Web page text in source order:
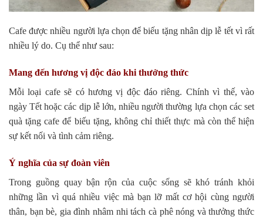
Cafe được nhiều người lựa chọn để biếu tặng nhân dịp lễ tết vì rất
nhiều lý do. Cụ thể như sau:
Mang đến hương vị độc đáo khi thưởng thức
Mỗi loại cafe sẽ có hương vị độc đáo riêng. Chính vì thế, vào
ngày Tết hoặc các dịp lễ lớn, nhiều người thường lựa chọn các set
quà tặng cafe để biếu tặng, không chỉ thiết thực mà còn thể hiện
sự kết nối và tình cảm riêng.
Ý nghĩa của sự đoàn viên
Trong guồng quay bận rộn của cuộc sống sẽ khó tránh khỏi
những lần vì quá nhiều việc mà bạn lỡ mất cơ hội cùng người
thân, bạn bè, gia đình nhâm nhi tách cà phê nóng và thưởng thức